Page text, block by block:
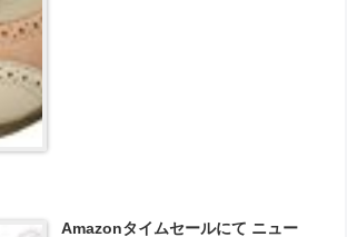
Amazonタイムセールにて ニュー